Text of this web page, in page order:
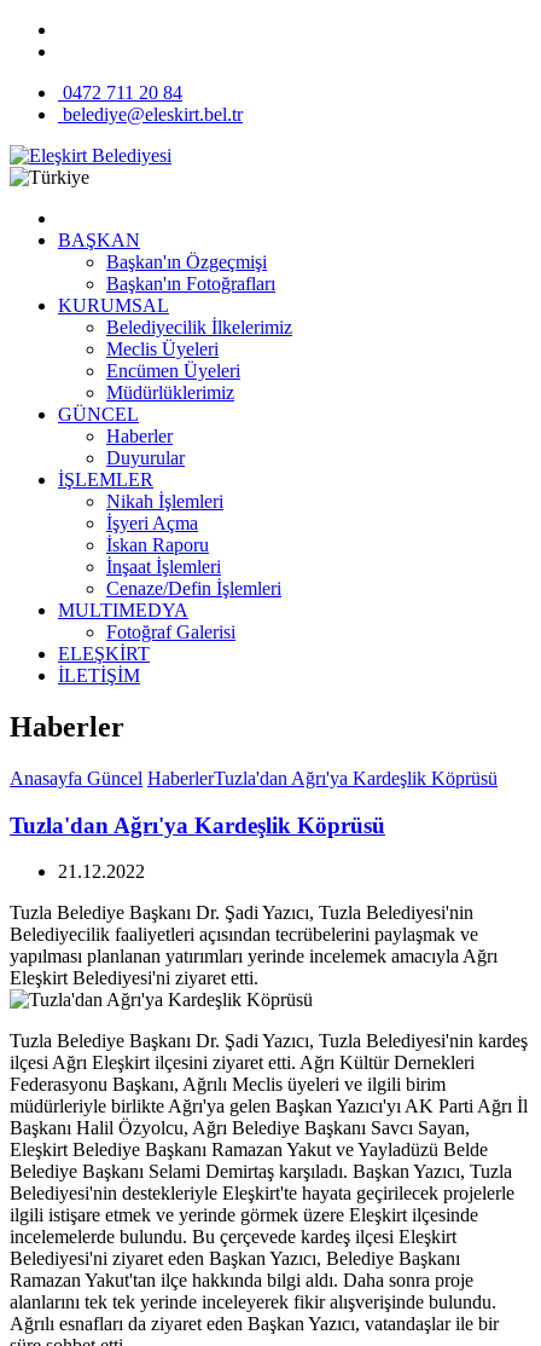
0472 711 20 84
belediye@eleskirt.bel.tr
BAŞKAN
Başkan'ın Özgeçmişi
Başkan'ın Fotoğrafları
KURUMSAL
Belediyecilik İlkelerimiz
Meclis Üyeleri
Encümen Üyeleri
Müdürlüklerimiz
GÜNCEL
Haberler
Duyurular
İŞLEMLER
Nikah İşlemleri
İşyeri Açma
İskan Raporu
İnşaat İşlemleri
Cenaze/Defin İşlemleri
MULTIMEDYA
Fotoğraf Galerisi
ELEŞKİRT
İLETİŞİM
Haberler
Anasayfa Güncel HaberlerTuzla'dan Ağrı'ya Kardeşlik Köprüsü
Tuzla'dan Ağrı'ya Kardeşlik Köprüsü
21.12.2022
Tuzla Belediye Başkanı Dr. Şadi Yazıcı, Tuzla Belediyesi'nin
Belediyecilik faaliyetleri açısından tecrübelerini paylaşmak ve
yapılması planlanan yatırımları yerinde incelemek amacıyla Ağrı
Eleşkirt Belediyesi'ni ziyaret etti.
Tuzla Belediye Başkanı Dr. Şadi Yazıcı, Tuzla Belediyesi'nin kardeş
ilçesi Ağrı Eleşkirt ilçesini ziyaret etti. Ağrı Kültür Dernekleri
Federasyonu Başkanı, Ağrılı Meclis üyeleri ve ilgili birim
müdürleriyle birlikte Ağrı'ya gelen Başkan Yazıcı'yı AK Parti Ağrı İl
Başkanı Halil Özyolcu, Ağrı Belediye Başkanı Savcı Sayan,
Eleşkirt Belediye Başkanı Ramazan Yakut ve Yayladüzü Belde
Belediye Başkanı Selami Demirtaş karşıladı. Başkan Yazıcı, Tuzla
Belediyesi'nin destekleriyle Eleşkirt'te hayata geçirilecek projelerle
ilgili istişare etmek ve yerinde görmek üzere Eleşkirt ilçesinde
incelemelerde bulundu. Bu çerçevede kardeş ilçesi Eleşkirt
Belediyesi'ni ziyaret eden Başkan Yazıcı, Belediye Başkanı
Ramazan Yakut'tan ilçe hakkında bilgi aldı. Daha sonra proje
alanlarını tek tek yerinde inceleyerek fikir alışverişinde bulundu.
Ağrılı esnafları da ziyaret eden Başkan Yazıcı, vatandaşlar ile bir